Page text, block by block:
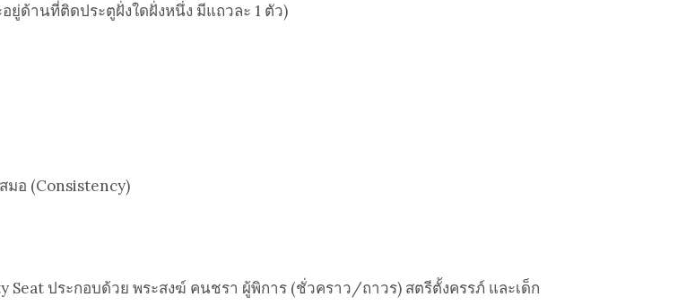
ด้านที่ติดประตูฝั่งใดฝั่งหนึ่ง มีแถวละ 1 ตัว)
มอ (Consistency)
ประกอบด้วย พระสงฆ์ คนชรา ผู้พิการ (ชั่วคราว/ถาวร) สตรีตั้งครรภ์ และเด็ก